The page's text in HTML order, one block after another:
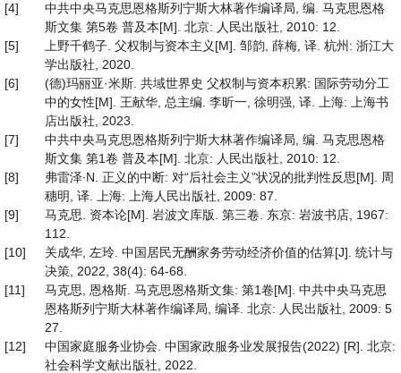
[4]
中共中央马克思恩格斯列宁斯大林著作编译局, 编. 马克思恩格
斯文集 第5卷 普及本[M]. 北京: 人民出版社, 2010: 12.
[5]
上野千鹤子. 父权制与资本主义[M]. 邹韵, 薛梅, 译. 杭州: 浙江大
学出版社, 2020.
[6]
(德)玛丽亚·米斯. 共域世界史 父权制与资本积累: 国际劳动分工
中的女性[M]. 王献华, 总主编. 李昕一, 徐明强, 译. 上海: 上海书
店出版社, 2023.
[7]
中共中央马克思恩格斯列宁斯大林著作编译局, 编. 马克思恩格
斯文集 第1卷 普及本[M]. 北京: 人民出版社, 2010: 12.
[8]
弗雷泽∙N. 正义的中断: 对“后社会主义”状况的批判性反思[M]. 周
穗明, 译. 上海: 上海人民出版社, 2009: 87.
[9]
马克思. 资本论[M]. 岩波文库版. 第三卷. 东京: 岩波书店, 1967:
112.
[10]
关成华, 左玲. 中国居民无酬家务劳动经济价值的估算[J]. 统计与
决策, 2022, 38(4): 64-68.
[11]
马克思, 恩格斯. 马克思恩格斯文集: 第1卷[M]. 中共中央马克思
恩格斯列宁斯大林著作编译局, 编译. 北京: 人民出版社, 2009: 5
27.
[12]
中国家庭服务业协会. 中国家政服务业发展报告(2022) [R]. 北京:
社会科学文献出版社, 2022.